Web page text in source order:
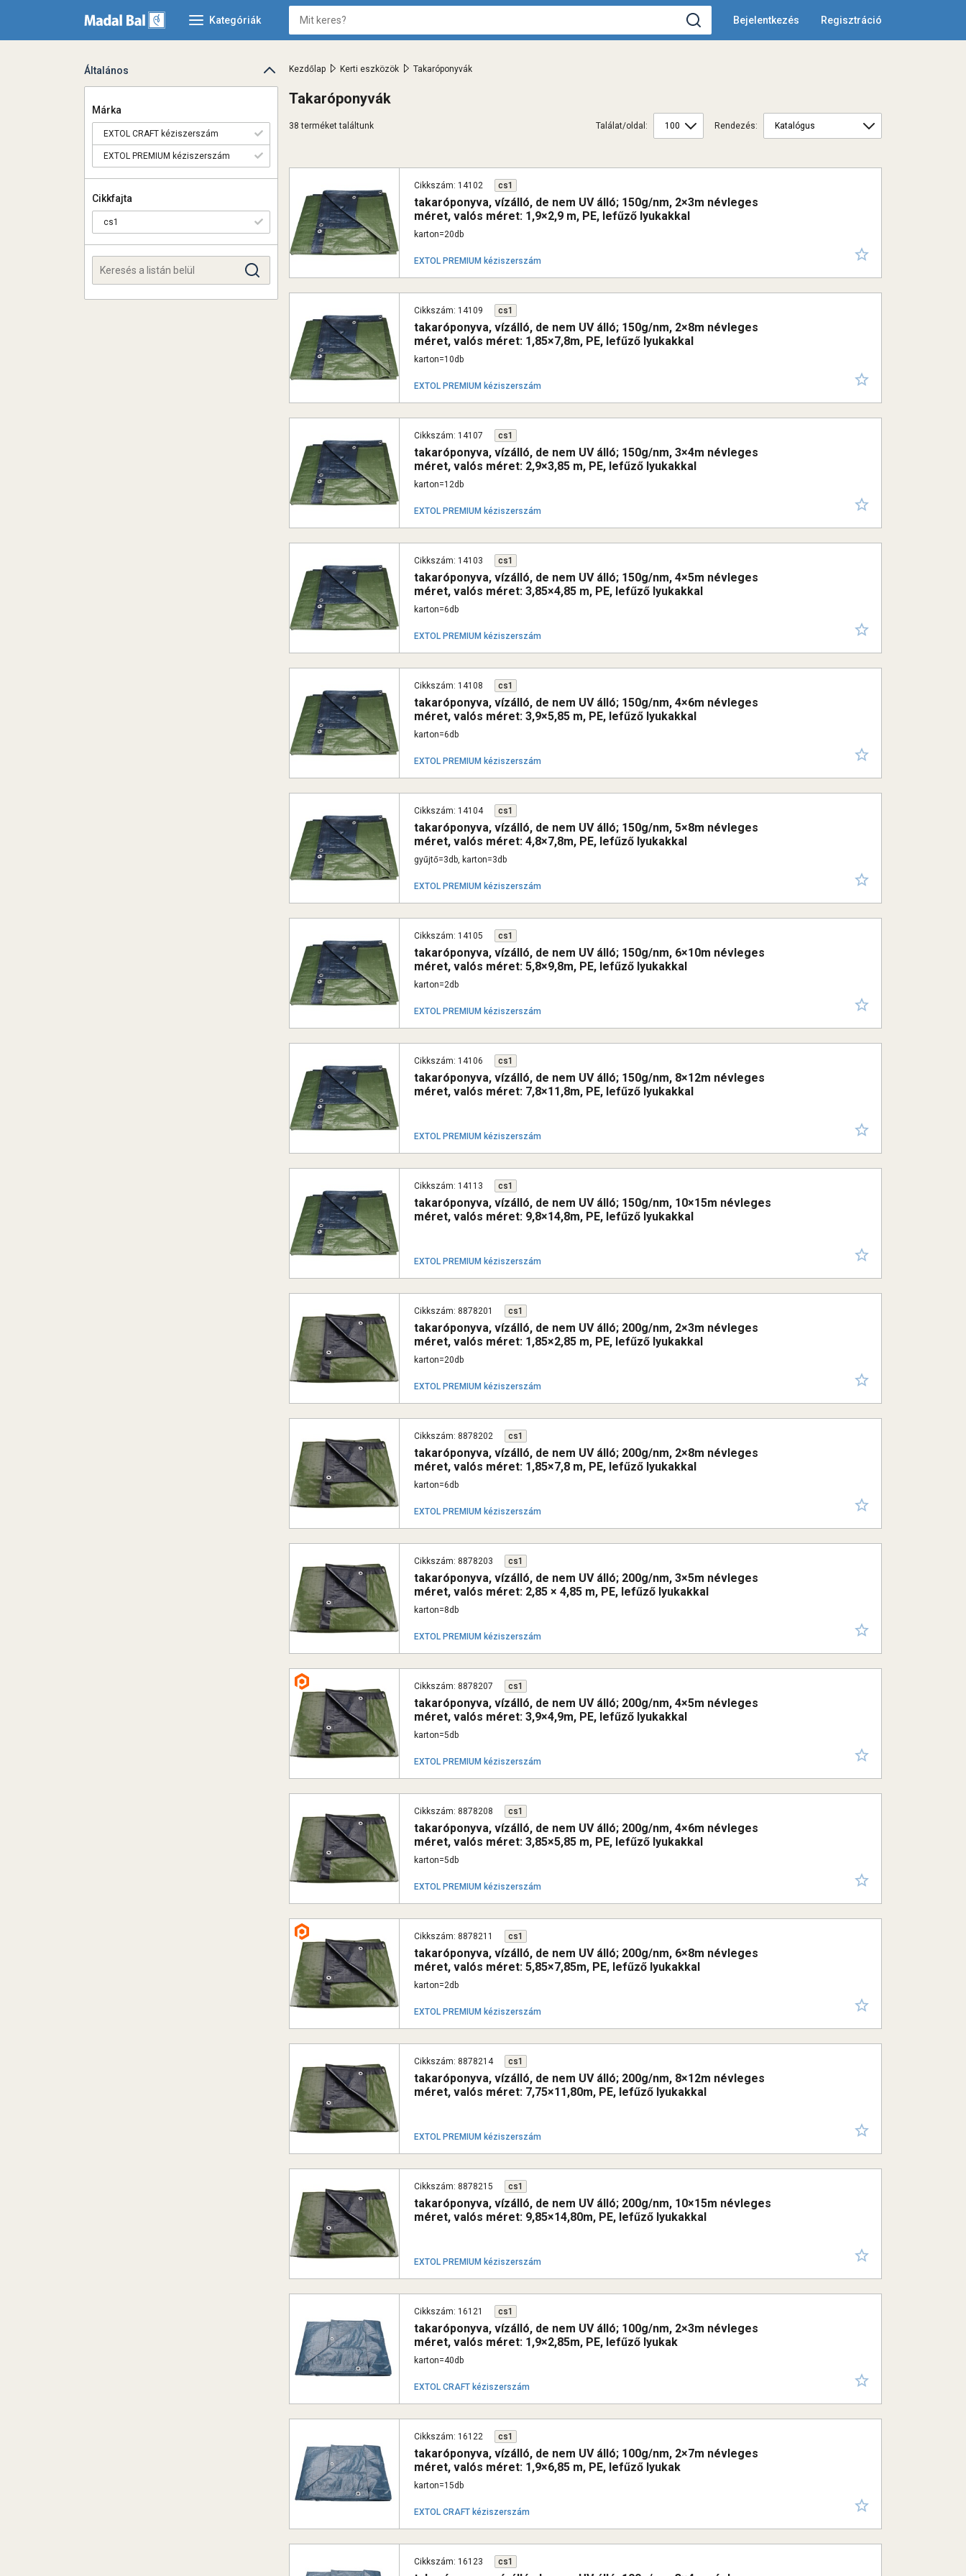
Kategóriák Bejelentkezés Regisztráció
Kezdőlap > Kerti eszközök > Takaróponyvák
Takaróponyvák
Rendezés:
38 terméket találtunk Találat/oldal:
Cikkszám: 14102 cs1
takaróponyva, vízálló, de nem UV álló; 150g/nm, 2×3m névleges
méret, valós méret: 1,9×2,9 m, PE, lefűző lyukakkal
karton=20db
EXTOL PREMIUM kéziszerszám
Cikkszám: 14109 cs1
takaróponyva, vízálló, de nem UV álló; 150g/nm, 2×8m névleges
méret, valós méret: 1,85×7,8m, PE, lefűző lyukakkal
karton=10db
EXTOL PREMIUM kéziszerszám
Cikkszám: 14107 cs1
takaróponyva, vízálló, de nem UV álló; 150g/nm, 3×4m névleges
méret, valós méret: 2,9×3,85 m, PE, lefűző lyukakkal
karton=12db
EXTOL PREMIUM kéziszerszám
Cikkszám: 14103 cs1
takaróponyva, vízálló, de nem UV álló; 150g/nm, 4×5m névleges
méret, valós méret: 3,85×4,85 m, PE, lefűző lyukakkal
karton=6db
EXTOL PREMIUM kéziszerszám
Cikkszám: 14108 cs1
takaróponyva, vízálló, de nem UV álló; 150g/nm, 4×6m névleges
méret, valós méret: 3,9×5,85 m, PE, lefűző lyukakkal
karton=6db
EXTOL PREMIUM kéziszerszám
Cikkszám: 14104 cs1
takaróponyva, vízálló, de nem UV álló; 150g/nm, 5×8m névleges
méret, valós méret: 4,8×7,8m, PE, lefűző lyukakkal
gyűjtő=3db, karton=3db
EXTOL PREMIUM kéziszerszám
Cikkszám: 14105 cs1
takaróponyva, vízálló, de nem UV álló; 150g/nm, 6×10m névleges
méret, valós méret: 5,8×9,8m, PE, lefűző lyukakkal
karton=2db
EXTOL PREMIUM kéziszerszám
Cikkszám: 14106 cs1
takaróponyva, vízálló, de nem UV álló; 150g/nm, 8×12m névleges
méret, valós méret: 7,8×11,8m, PE, lefűző lyukakkal
EXTOL PREMIUM kéziszerszám
Cikkszám: 14113 cs1
takaróponyva, vízálló, de nem UV álló; 150g/nm, 10×15m névleges
méret, valós méret: 9,8×14,8m, PE, lefűző lyukakkal
EXTOL PREMIUM kéziszerszám
Cikkszám: 8878201 cs1
takaróponyva, vízálló, de nem UV álló; 200g/nm, 2×3m névleges
méret, valós méret: 1,85×2,85 m, PE, lefűző lyukakkal
karton=20db
EXTOL PREMIUM kéziszerszám
Cikkszám: 8878202 cs1
takaróponyva, vízálló, de nem UV álló; 200g/nm, 2×8m névleges
méret, valós méret: 1,85×7,8 m, PE, lefűző lyukakkal
karton=6db
EXTOL PREMIUM kéziszerszám
Cikkszám: 8878203 cs1
takaróponyva, vízálló, de nem UV álló; 200g/nm, 3×5m névleges
méret, valós méret: 2,85 × 4,85 m, PE, lefűző lyukakkal
karton=8db
EXTOL PREMIUM kéziszerszám
Cikkszám: 8878207 cs1
takaróponyva, vízálló, de nem UV álló; 200g/nm, 4×5m névleges
méret, valós méret: 3,9×4,9m, PE, lefűző lyukakkal
karton=5db
EXTOL PREMIUM kéziszerszám
Cikkszám: 8878208 cs1
takaróponyva, vízálló, de nem UV álló; 200g/nm, 4×6m névleges
méret, valós méret: 3,85×5,85 m, PE, lefűző lyukakkal
karton=5db
EXTOL PREMIUM kéziszerszám
Cikkszám: 8878211 cs1
takaróponyva, vízálló, de nem UV álló; 200g/nm, 6×8m névleges
méret, valós méret: 5,85×7,85m, PE, lefűző lyukakkal
karton=2db
EXTOL PREMIUM kéziszerszám
Cikkszám: 8878214 cs1
takaróponyva, vízálló, de nem UV álló; 200g/nm, 8×12m névleges
méret, valós méret: 7,75×11,80m, PE, lefűző lyukakkal
EXTOL PREMIUM kéziszerszám
Cikkszám: 8878215 cs1
takaróponyva, vízálló, de nem UV álló; 200g/nm, 10×15m névleges
méret, valós méret: 9,85×14,80m, PE, lefűző lyukakkal
EXTOL PREMIUM kéziszerszám
Cikkszám: 16121 cs1
takaróponyva, vízálló, de nem UV álló; 100g/nm, 2×3m névleges
méret, valós méret: 1,9×2,85m, PE, lefűző lyukak
karton=40db
EXTOL CRAFT kéziszerszám
Cikkszám: 16122 cs1
takaróponyva, vízálló, de nem UV álló; 100g/nm, 2×7m névleges
méret, valós méret: 1,9×6,85 m, PE, lefűző lyukak
karton=15db
EXTOL CRAFT kéziszerszám
Cikkszám: 16123 cs1
Általános
Márka
EXTOL CRAFT kéziszerszám
EXTOL PREMIUM kéziszerszám
Cikkfajta
cs1